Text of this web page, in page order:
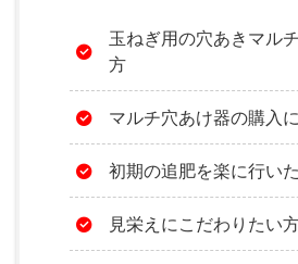
玉ねぎ用の穴あきマル
方
マルチ穴あけ器の購入
初期の追肥を楽に行い
見栄えにこだわりたい